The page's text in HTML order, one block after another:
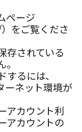
ページ
をご覧くださ
存されている
るには、
ネット環境が
アカウント利
アカウントの